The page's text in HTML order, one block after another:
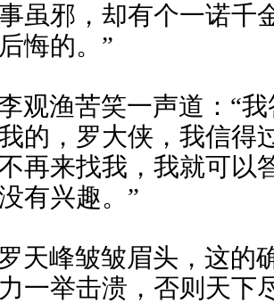
虽邪，却有个一诺千
悔的。”
观渔苦笑一声道：“
的，罗大侠，我信得
再来找我，我就可以
有兴趣。”
天峰皱皱眉头，这的
一举击溃，否则天下